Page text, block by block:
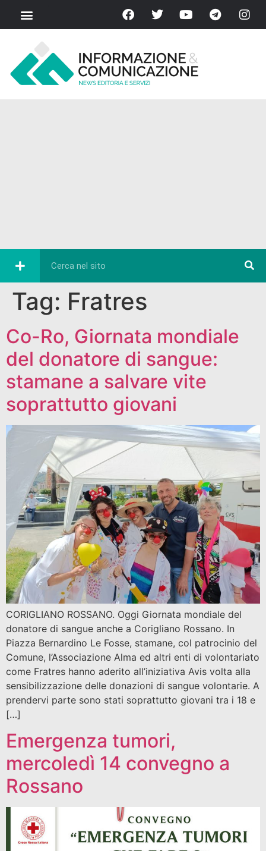
Tag: Fratres
Co-Ro, Giornata mondiale
del donatore di sangue:
stamane a salvare vite
soprattutto giovani
CORIGLIANO ROSSANO. Oggi Giornata mondiale del
donatore di sangue anche a Corigliano Rossano. In
Piazza Bernardino Le Fosse, stamane, col patrocinio del
Comune, l’Associazione Alma ed altri enti di volontariato
come Fratres hanno aderito all’iniziativa Avis volta alla
sensibilizzazione delle donazioni di sangue volontarie. A
prendervi parte sono stati soprattutto giovani tra i 18 e
[…]
Emergenza tumori,
mercoledì 14 convegno a
Rossano